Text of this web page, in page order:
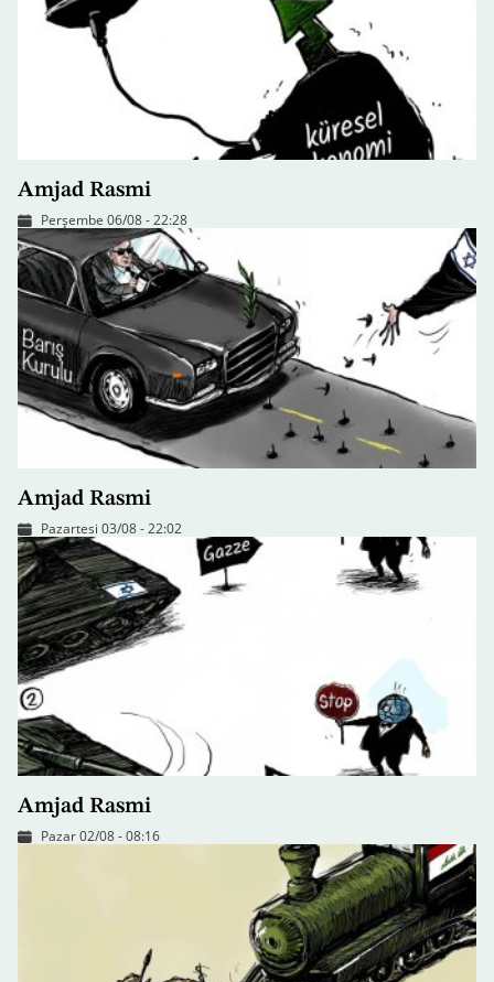
Amjad Rasmi
Perşembe 06/08 - 22:28
Amjad Rasmi
Pazartesi 03/08 - 22:02
Amjad Rasmi
Pazar 02/08 - 08:16